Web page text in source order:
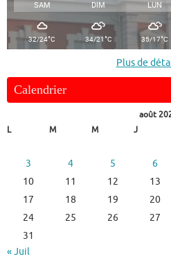
SAM DIM LUN
32/24°C 34/21°C 35/17°C
Plus de
Calendrier
août
L
M M J
3
4 5 6
10
11 12 13
17
18 19 20
24
25 26 27
31
« Juil